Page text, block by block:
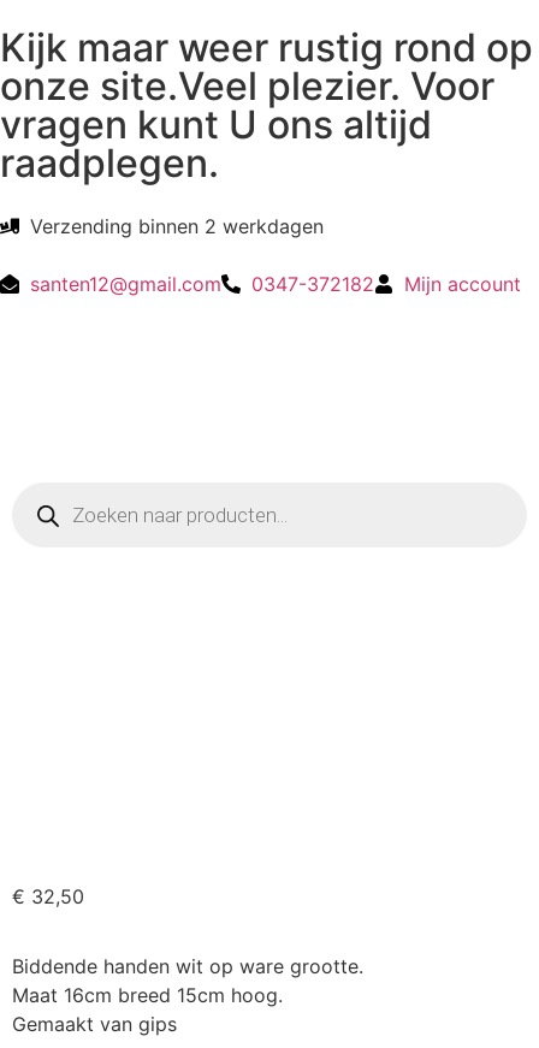
Kijk maar weer rustig rond op
onze site.Veel plezier. Voor
vragen kunt U ons altijd
raadplegen.
Verzending binnen 2 werkdagen
santen12@gmail.com 0347-372182 Mijn account
€ 32,50
Biddende handen wit op ware grootte.
Maat 16cm breed 15cm hoog.
Gemaakt van gips